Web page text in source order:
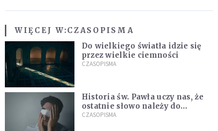
WIĘCEJ W:CZASOPISMA
Do wielkiego światła idzie się
przez wielkie ciemności
CZASOPISMA
Historia św. Pawła uczy nas, że
ostatnie słowo należy do
światła, a nie do ciemności
CZASOPISMA